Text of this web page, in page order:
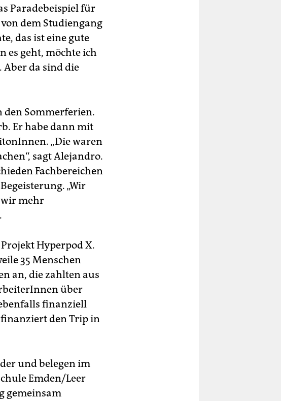
Paradebeispiel für
dem Studiengang
das ist eine gute
es geht, möchte ich
da sind die
Sommerferien.
Er habe dann mit
„Die waren
sagt Alejandro.
Fachbereichen
„Wir
wir mehr
Hyperpod X.
35 Menschen
an, die zahlten aus
über
finanziell
den Trip in
und belegen im
Emden/Leer
gemeinsam